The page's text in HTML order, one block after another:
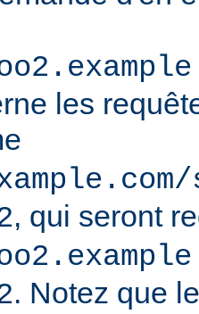
les
, qui seront
. Notez que